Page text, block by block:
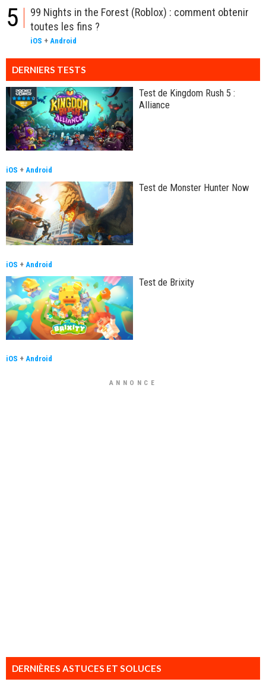
5
99 Nights in the Forest (Roblox) : comment obtenir
toutes les fins ?
iOS + Android
DERNIERS TESTS
Test de Kingdom Rush 5 :
Alliance
iOS + Android
Test de Monster Hunter Now
iOS + Android
Test de Brixity
iOS + Android
ANNONCE
DERNIÈRES ASTUCES ET SOLUCES